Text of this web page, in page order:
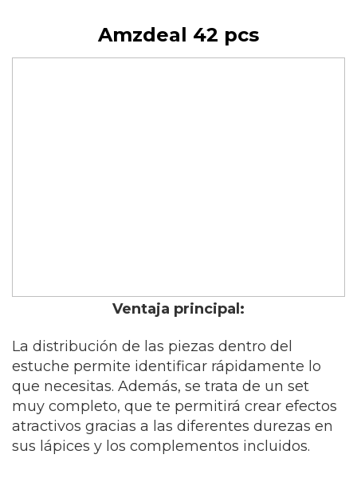
Amzdeal 42 pcs
Ventaja principal:
La distribución de las piezas dentro del
estuche permite identificar rápidamente lo
que necesitas. Además, se trata de un set
muy completo, que te permitirá crear efectos
atractivos gracias a las diferentes durezas en
sus lápices y los complementos incluidos.